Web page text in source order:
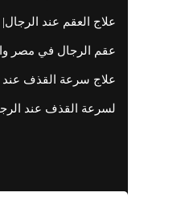
علاج العقم عند
عقم الرجال في مصر
علاج سرعة القذف عند
لسرعة القذف عند